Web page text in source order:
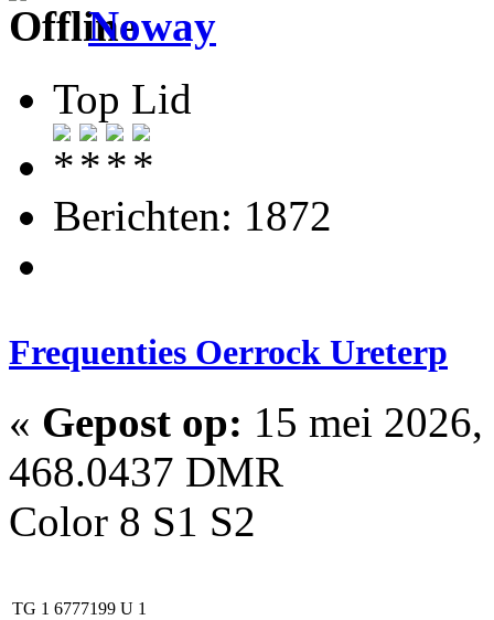
Noway
Top Lid
Berichten: 1872
Frequenties Oerrock Ureterp
« Gepost op: 15 mei
468.0437 DMR
Color 8 S1 S2
TG 1 6777199 U 1